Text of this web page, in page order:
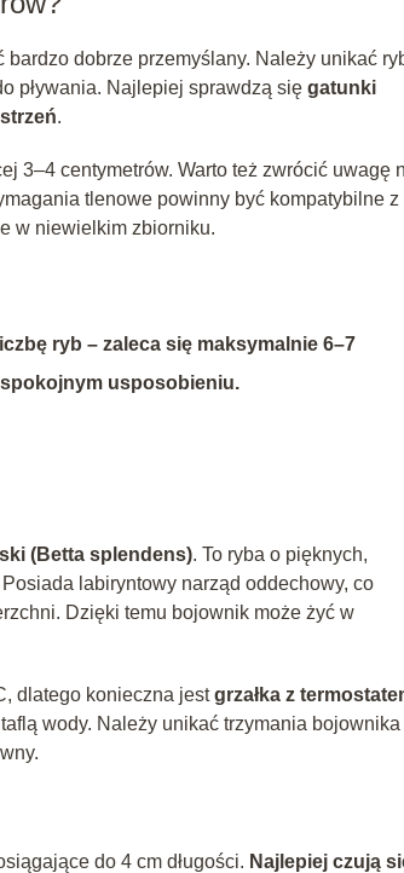
dobrze przemyślany. Należy unikać
pływania. Najlepiej sprawdzą się gatunki
.
3–4 centymetrów. Warto też zwrócić uwagę
tlenowe powinny być kompatybilne z
w niewielkim zbiorniku.
ryb – zaleca się maksymalnie 6–7
usposobieniu.
(Betta splendens). To ryba o pięknych,
labiryntowy narząd oddechowy, co
Dzięki temu bojownik może żyć w
dlatego konieczna jestgrzałka z
wody. Należy unikać trzymania bojownika
do 4 cm długości. Najlepiej czują